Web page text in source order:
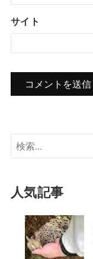
サイト
人気記事